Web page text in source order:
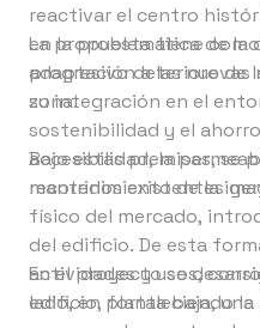
reactivar el centro
en la problemática de la
progresivo deterioro de
zona.
La propuesta tiene
adaptación a las nuevas
su integración en el
sostenibilidad y el
accesibilidad, la
mantenimiento de la
Bajo estas premisas, se
recorridos existentes
físico del mercado,
del edificio. De esta
actividades y usos,
edificio, fortaleciendo la
En el proyecto se
lado, en planta baja,